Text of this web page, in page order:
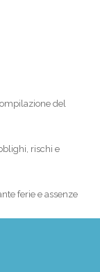
del
rischi e
ferie e assenze